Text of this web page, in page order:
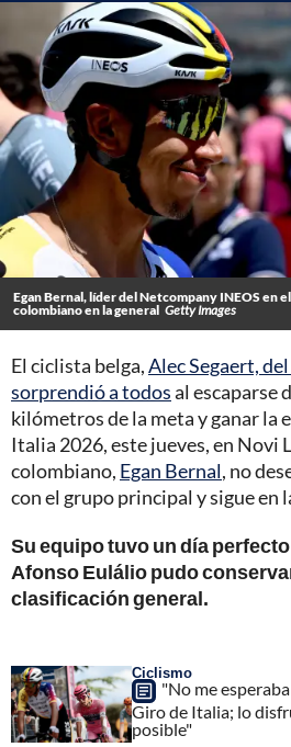
Egan Bernal, líder del Netcompany INEOS en
colombiano en la general Getty Images
El ciclista belga,Alec Segaert,
sorprendió a todosal escaparse
kilómetros de la meta y ganar la
Italia 2026, este jueves, en Novi
colombiano, Egan Bernal, no
con el grupo principal y sigue en
Su equipo tuvo un día
Afonso Eulálio pudo
clasificación general.
Ciclismo
"No me
Giro de Italia; lo
posible"